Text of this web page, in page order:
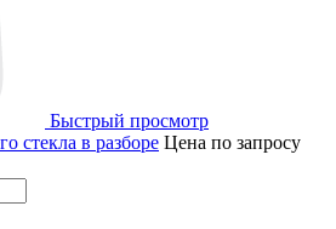
Быстрый просмотр
стекла в разборе Цена по запросу